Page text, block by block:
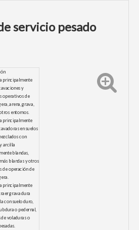
servicio pesado
principalmente
y
operativos de
arena, grava,
entornos.
principalmente
en suelos
con
arcilla
blandas,
blandas y otros
de operación de
principalmente
grava dura
con suelo duro,
o pedernal,
de voladuras o